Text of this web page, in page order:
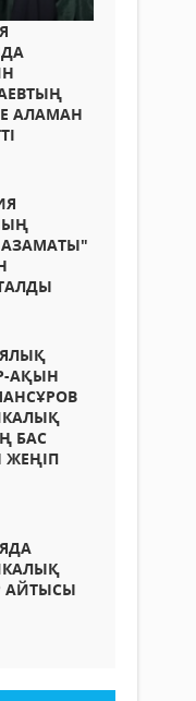
АЛАМАН
АЗАМАТЫ"
АҚЫН
БАС
ЖЕҢІП
АЙТЫСЫ